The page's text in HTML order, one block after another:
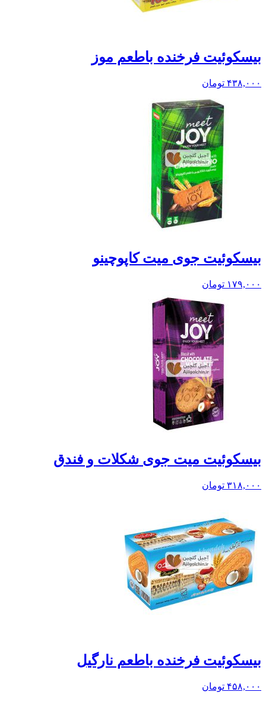
بيسکوئيت فرخنده باطعم موز
۴۳۸,۰۰۰ تومان
بيسکوئيت جوی میت کاپوچینو
۱۷۹,۰۰۰ تومان
بيسکوئيت میت جوی شکلات و فندق
۳۱۸,۰۰۰ تومان
بيسکوئيت فرخنده باطعم نارگیل
۴۵۸,۰۰۰ تومان